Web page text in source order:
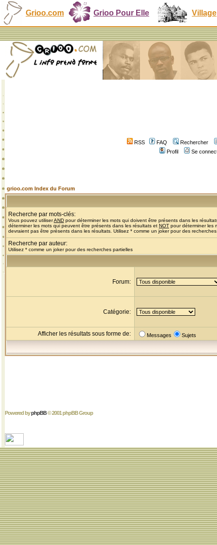
Grioo.com Grioo Pour Elle Village
RSS FAQ
Rechercher
Profil
Se
grioo.com Index du Forum
Recherche par mots-clés:
Vous pouvez utiliserAND pour déterminer les mots qui doivent être présents dans les
déterminer les mots qui peuvent être présents dans les résultats et NOT pour déterminer les
devraient pas être présents dans les résultats. Utilisez * comme un joker pour des
Recherche par auteur:
Utilisez * comme un joker pour des recherches partielles
Forum:
Catégorie:
Afficher les résultats sous forme de: Messages Sujets
Powered byphpBB© 2001 phpBB Group